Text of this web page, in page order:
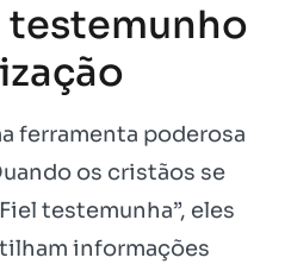
testemunho
ferramenta poderosa
os cristãos se
testemunha”, eles
informações